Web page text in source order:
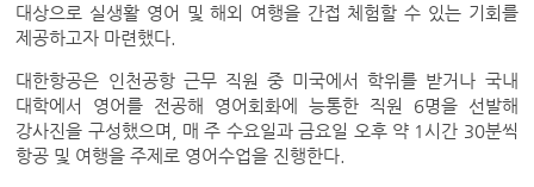
대상으로 실생활 영어 및 해외 여행을 간접 체험할 수 있는 기회를
제공하고자 마련했다.
대한항공은 인천공항 근무 직원 중 미국에서 학위를 받거나 국내
대학에서 영어를 전공해 영어회화에 능통한 직원 6명을 선발해
강사진을 구성했으며, 매 주 수요일과 금요일 오후 약 1시간 30분씩
항공 및 여행을 주제로 영어수업을 진행한다.